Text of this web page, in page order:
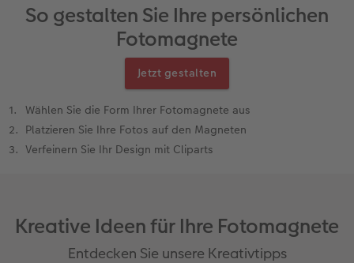
So gestalten Sie Ihre persönlichen
Fotomagnete
Jetzt gestalten
Wählen Sie die Form Ihrer Fotomagnete aus
Platzieren Sie Ihre Fotos auf den Magneten
Verfeinern Sie Ihr Design mit Cliparts
Kreative Ideen für Ihre Fotomagnete
Entdecken Sie unsere Kreativtipps